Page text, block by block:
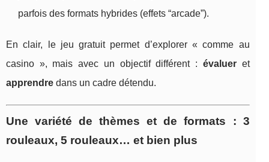
parfois des formats hybrides (effets “arcade”).
En clair, le jeu gratuit permet d’explorer « comme au
casino », mais avec un objectif différent : évalueret
apprendre dans un cadre détendu.
Une variété de thèmes et de formats : 3
rouleaux, 5 rouleaux… et bien plus